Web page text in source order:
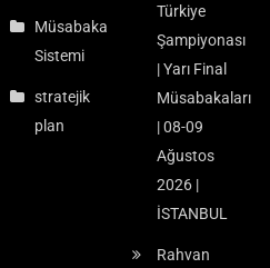
Müsabaka
Sistemi
stratejik
plan
Türkiye
Şampiyonası
| Yarı Final
Müsabakaları
| 08-09
Ağustos
2026 |
İSTANBUL
Rahvan